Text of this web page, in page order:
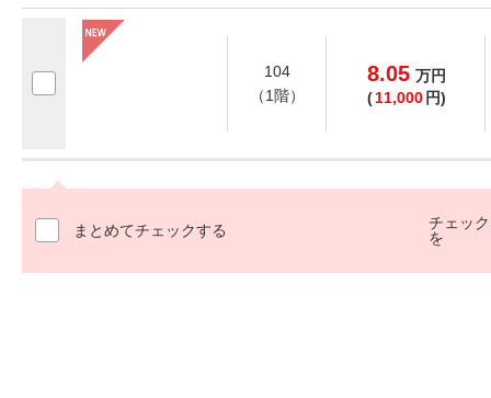
104
（1階）
8.05 万円
( 11,000 円)
まとめてチェックする
チェッ
を